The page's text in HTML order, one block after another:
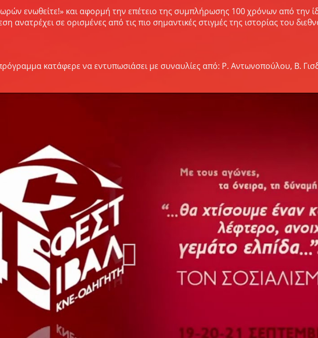
ενωθείτε!» και αφορμή την επέτειο της συμπλήρωσης 100 χρόνων από την
ανατρέχει σε ορισμένες από τις πιο σημαντικές στιγμές της ιστορίας του
πρόγραμμα κατάφερε να εντυπωσιάσει με συναυλίες από: Ρ. Αντωνοπούλου, Β.